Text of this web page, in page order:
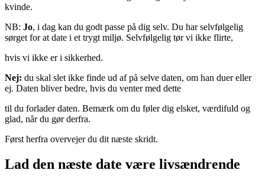
kvinde.
NB: Jo, i dag kan du godt passe på dig selv. Du har selvfølgelig
sørget for at date i et trygt miljø. Selvfølgelig tør vi ikke flirte,
hvis vi ikke er i sikkerhed.
Nej: du skal slet ikke finde ud af på selve daten, om han duer eller
ej. Daten bliver bedre, hvis du venter med dette
til du forlader daten. Bemærk om du føler dig elsket, værdifuld og
glad, når du gør derfra.
Først herfra overvejer du dit næste skridt.
Lad den næste date være livsændrende